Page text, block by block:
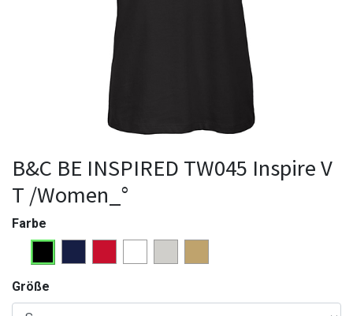
B&C BE INSPIRED TW045 Inspire V
T /Women_°
Farbe
Größe